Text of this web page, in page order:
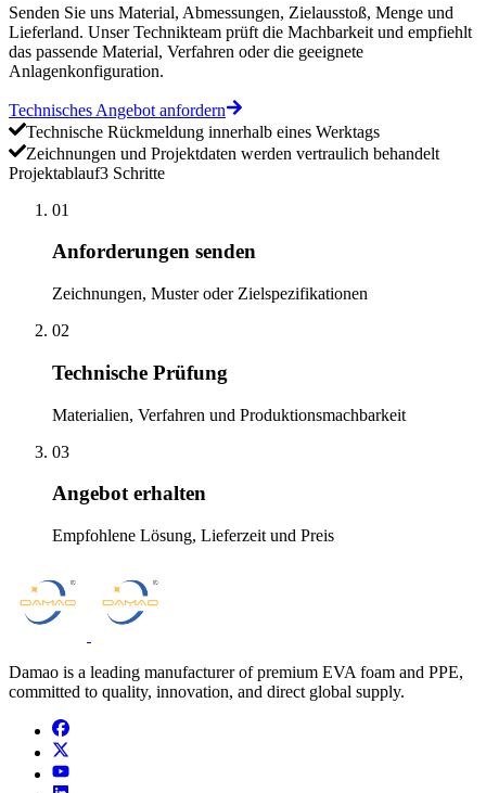
Senden Sie uns Material, Abmessungen, Zielausstoß, Menge und
Lieferland. Unser Technikteam prüft die Machbarkeit und empfiehlt
das passende Material, Verfahren oder die geeignete
Anlagenkonfiguration.
Technisches Angebot anfordern
Technische Rückmeldung innerhalb eines Werktags
Zeichnungen und Projektdaten werden vertraulich behandelt
Projektablauf3 Schritte
01
Anforderungen senden
Zeichnungen, Muster oder Zielspezifikationen
02
Technische Prüfung
Materialien, Verfahren und Produktionsmachbarkeit
03
Angebot erhalten
Empfohlene Lösung, Lieferzeit und Preis
Damao is a leading manufacturer of premium EVA foam and PPE,
committed to quality, innovation, and direct global supply.
facebook
x
youtube